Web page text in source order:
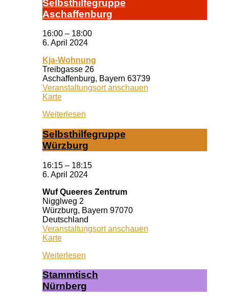
Selbst­hil­fe­grup­pe
A­schaf­fen­burg
16:00 – 18:00
6. April 2024
Kja-Wohnung
Treibgasse 26
Aschaffenburg, Bayern 63739
Veranstaltungsort anschauen
KarteKja-
Weiterlesen
Selbst­hil­fe­grup­pe
Würz­burg
16:15 – 18:15
6. April 2024
Wuf Queeres Zentrum
Nigglweg 2
Würzburg, Bayern 97070
Deutschland
Veranstaltungsort anschauen
KarteWuf
Zentrum
Weiterlesen
Stamm­tisch
Nürn­berg